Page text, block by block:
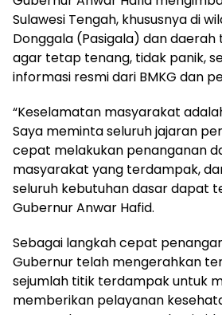
Sulawesi Tengah, khususnya di
Donggala (Pasigala) dan
agar tetap tenang, tidak panik,
informasi resmi dari BMKG dan
“Keselamatan masyarakat
Saya meminta seluruh jajaran
cepat melakukan penanganan
masyarakat yang terdampak,
seluruh kebutuhan dasar dapat
Gubernur Anwar Hafid.
Sebagai langkah cepat
Gubernur telah mengerahkan
sejumlah titik terdampak untuk
memberikan pelayanan